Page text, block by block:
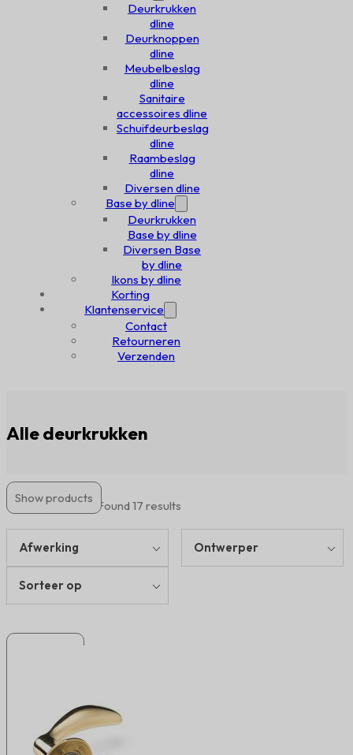
Deurkrukken
dline
Deurknoppen
dline
Meubelbeslag
dline
Sanitaire
accessoires dline
Schuifdeurbeslag
dline
Raambeslag
dline
Diversen dline
Base by dline
Deurkrukken
Base by dline
Diversen Base
by dline
Ikons by dline
Korting
Klantenservice
Contact
Retourneren
Verzenden
Alle deurkrukken
Filter products Found 17 results
Afwerking Ontwerper
Sorteer op
Show products